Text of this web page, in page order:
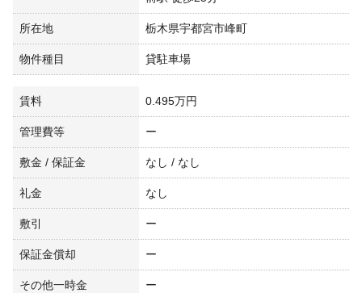
所在地 栃木県宇都宮市峰町
物件種目 貸駐車場
賃料 0.495万円
管理費等 ー
敷金 / 保証金 なし / なし
礼金 なし
敷引 ー
保証金償却 ー
その他一時金 ー